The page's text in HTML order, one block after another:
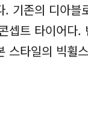
기존의 디아
트 타이어다
타일의 빅휠